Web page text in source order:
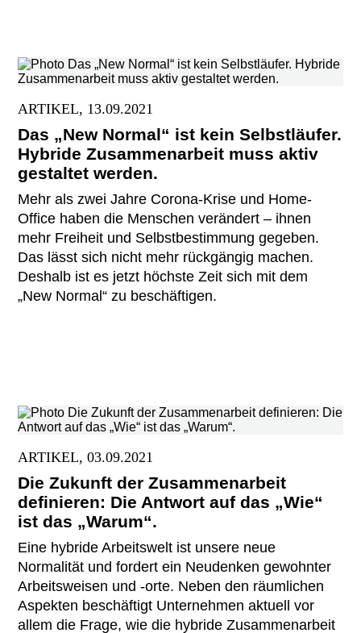
ARTIKEL, 13.09.2021
Das „New Normal“ ist kein Selbstläufer.
Hybride Zusammenarbeit muss aktiv
gestaltet werden.
Mehr als zwei Jahre Corona-Krise und Home-
Office haben die Menschen verändert – ihnen
mehr Freiheit und Selbstbestimmung gegeben.
Das lässt sich nicht mehr rückgängig machen.
Deshalb ist es jetzt höchste Zeit sich mit dem
„New Normal“ zu beschäftigen.
ARTIKEL, 03.09.2021
Die Zukunft der Zusammenarbeit
definieren: Die Antwort auf das „Wie“
ist das „Warum“.
Eine hybride Arbeitswelt ist unsere neue
Normalität und fordert ein Neudenken gewohnter
Arbeitsweisen und -orte. Neben den räumlichen
Aspekten beschäftigt Unternehmen aktuell vor
allem die Frage, wie die hybride Zusammenarbeit